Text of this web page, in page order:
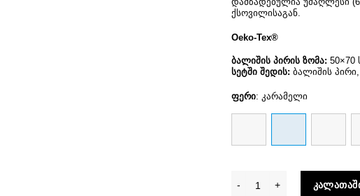
ქსოვილისაგან.
Oeko-Tex®
ბალიშის პირის ზომა: 50×70
სეტში შედის: ბალიშის
ფერი: კარამელი
რაოდენობა: საძილე სეტი